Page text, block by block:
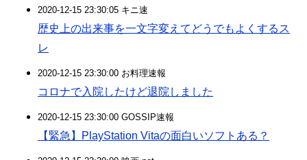
2020-12-15 23:30:05 キニ速
歴史上の出来事を一文字変えてどうでもよくするス
レ
2020-12-15 23:30:00 お料理速報
コロナで入院したけど退院しました
2020-12-15 23:30:00 GOSSIP速報
【緊急】PlayStation Vitaの面白いソフトある？